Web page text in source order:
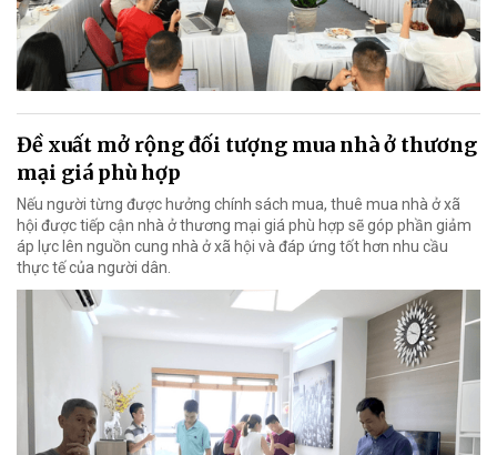
Đề xuất mở rộng đối tượng mua nhà ở thương
mại giá phù hợp
Nếu người từng được hưởng chính sách mua, thuê mua nhà ở xã
hội được tiếp cận nhà ở thương mại giá phù hợp sẽ góp phần giảm
áp lực lên nguồn cung nhà ở xã hội và đáp ứng tốt hơn nhu cầu
thực tế của người dân.